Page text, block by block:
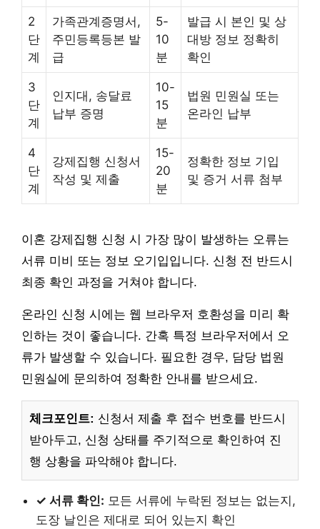
2
단
계
가족관계증명서,
주민등록등본 발
급
5-
10
분
발급 시 본인 및 상
대방 정보 정확히
확인
3
단
계
인지대, 송달료
납부 증명
10-
15
분
법원 민원실 또는
온라인 납부
4
단
계
강제집행 신청서
작성 및 제출
15-
20
분
정확한 정보 기입
및 증거 서류 첨부
이혼 강제집행 신청 시 가장 많이 발생하는 오류는
서류 미비 또는 정보 오기입입니다. 신청 전 반드시
최종 확인 과정을 거쳐야 합니다.
온라인 신청 시에는 웹 브라우저 호환성을 미리 확
인하는 것이 좋습니다. 간혹 특정 브라우저에서 오
류가 발생할 수 있습니다. 필요한 경우, 담당 법원
민원실에 문의하여 정확한 안내를 받으세요.
체크포인트: 신청서 제출 후 접수 번호를 반드시
받아두고, 신청 상태를 주기적으로 확인하여 진
행 상황을 파악해야 합니다.
✓ 서류 확인: 모든 서류에 누락된 정보는 없는지,
도장 날인은 제대로 되어 있는지 확인